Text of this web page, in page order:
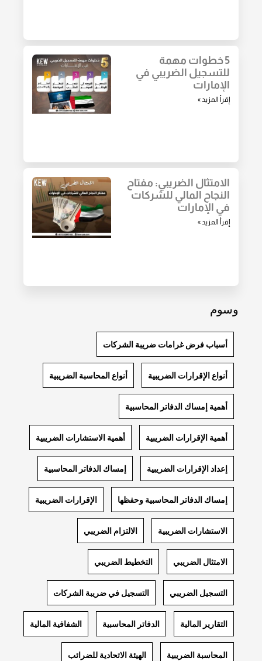
5 خطوات مهمة
للتسجيل الضريبي في
الإمارات
إقرأ المزيد »
الامتثال الضريبي: مفتاح
النجاح المالي للشركات
في الإمارات
إقرأ المزيد »
وسوم
أسباب فرض غرامات ضريبة الشركات
أنواع الإقرارات الضريبية أنواع المحاسبة الضريبية
أهمية إمساك الدفاتر المحاسبية
أهمية الإقرارات الضريبية أهمية الاستشارات الضريبية
إعداد الإقرارات الضريبية إمساك الدفاتر المحاسبية
إمساك الدفاتر المحاسبية وحفظها الإقرارات الضريبية
الاستشارات الضريبية الالتزام الضريبي
الامتثال الضريبي التخطيط الضريبي
التسجيل الضريبي التسجيل في ضريبة الشركات
التقارير المالية الدفاتر المحاسبية الشفافية المالية
المحاسبة الضريبية الهيئة الاتحادية للضرائب